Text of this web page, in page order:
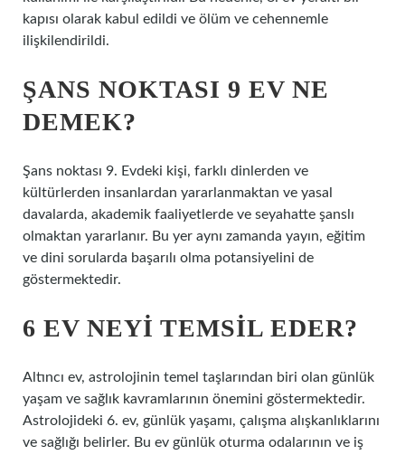
kapısı olarak kabul edildi ve ölüm ve cehennemle
ilişkilendirildi.
ŞANS NOKTASI 9 EV NE
DEMEK?
Şans noktası 9. Evdeki kişi, farklı dinlerden ve
kültürlerden insanlardan yararlanmaktan ve yasal
davalarda, akademik faaliyetlerde ve seyahatte şanslı
olmaktan yararlanır. Bu yer aynı zamanda yayın, eğitim
ve dini sorularda başarılı olma potansiyelini de
göstermektedir.
6 EV NEYI TEMSIL EDER?
Altıncı ev, astrolojinin temel taşlarından biri olan günlük
yaşam ve sağlık kavramlarının önemini göstermektedir.
Astrolojideki 6. ev, günlük yaşamı, çalışma alışkanlıklarını
ve sağlığı belirler. Bu ev günlük oturma odalarının ve iş